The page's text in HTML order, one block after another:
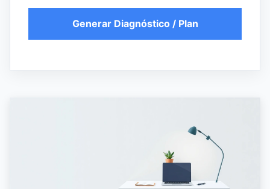
Generar Diagnóstico / Plan